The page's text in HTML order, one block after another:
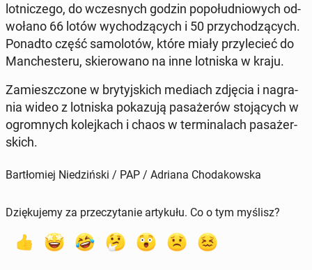
lot­ni­cze­go, do wcze­snych godzin po­po­łu­dnio­wych od­
wo­ła­no 66 lotów wy­cho­dzą­cych i 50 przy­cho­dzą­cych.
Ponadto część sa­mo­lo­tów, które miały przy­le­cieć do
Man­che­ste­ru, skie­ro­wa­no na inne lot­ni­ska w kraju.
Za­miesz­czo­ne w bry­tyj­skich mediach zdjęcia i na­gra­
nia wideo z lot­ni­ska po­ka­zu­ją pa­sa­że­rów sto­ją­cych w
ogrom­nych ko­lej­kach i chaos w ter­mi­na­lach pa­sa­żer­
skich.
Bartłomiej Niedziński / PAP / Adriana Chodakowska
Dziękujemy za przeczytanie artykułu. Co o tym myślisz?